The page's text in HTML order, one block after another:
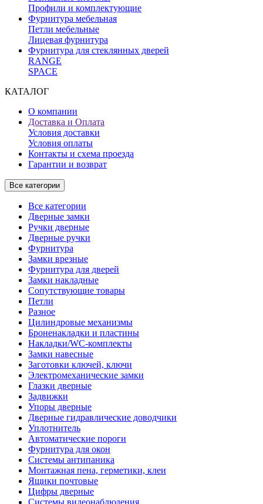
Профили и комплектующие
Фурнитура мебельная
Петли мебельные
Лицевая фурнитура
Фурнитура для стеклянных дверей
RANGE
SPACE
КАТАЛОГ
О компании
Доставка и Оплата
Условия доставки
Условия оплаты
Контакты и схема проезда
Гарантии и возврат
Все категории
Все категории
Дверные замки
Ручки дверные
Дверные ручки
Фурнитура
Замки врезные
Фурнитура для дверей
Замки накладные
Сопутствующие товары
Петли
Разное
Цилиндровые механизмы
Броненакладки и пластины
Накладки/WC-комплекты
Замки навесные
Заготовки ключей, ключи
Электромеханические замки
Глазки дверные
Задвижки
Упоры дверные
Дверные гидравлические доводчики
Уплотнитель
Автоматические пороги
Фурнитура для окон
Системы антипаника
Монтажная пена, герметики, клеи
Ящики почтовые
Цифры дверные
Системы видеонаблюдения